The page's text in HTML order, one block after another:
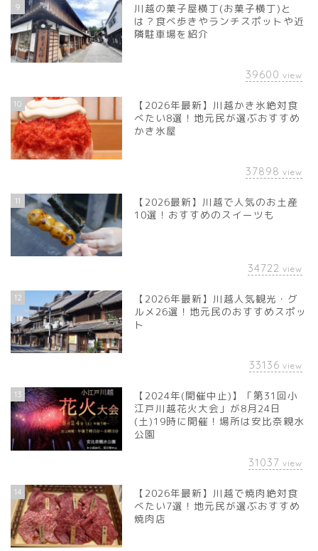
9
川越の菓子屋横丁(お菓子横丁)と
は？食べ歩きやランチスポットや近
隣駐車場を紹介
39600 view
10
【2026年最新】川越かき氷絶対食
べたい8選！地元民が選ぶおすすめ
かき氷屋
37898 view
11
【2026最新】川越で人気のお土産
10選！おすすめのスイーツも
34722 view
12
【2026年最新】川越人気観光・グ
ルメ26選！地元民のおすすめスポッ
ト
33136 view
13
【2024年(開催中止)】「第31回小
江戸川越花火大会」が8月24日
(土)19時に開催！場所は安比奈親水
公園
31037 view
14
【2026年最新】川越で焼肉絶対食
べたい7選！地元民が選ぶおすすめ
焼肉店